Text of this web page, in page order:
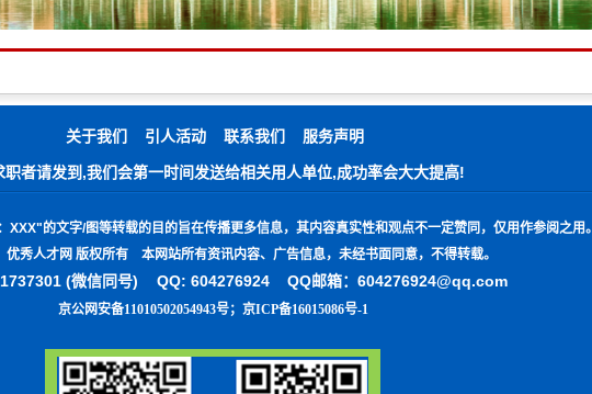
关于我们 引人活动 联系我们 服务声明
职者请发到,我们会第一时间发送给相关用人单位,成功率会大大提高!
XXX"的文字/图等转载的目的旨在传播更多信息，其内容真实性和观点不一定赞同，仅用作参阅之用。
才网 版权所有 本网站所有资讯内容、广告信息，未经书面同意，不得转载。
(微信同号) QQ: 604276924 QQ邮箱：604276924@qq.com
京公网安备11010502054943号； 京ICP备16015086号-1